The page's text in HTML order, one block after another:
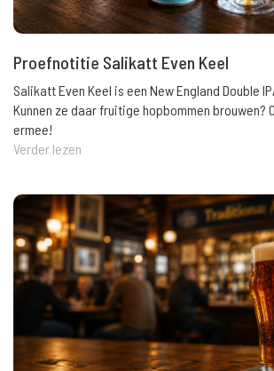
Proefnotitie Salikatt Even Keel
Salikatt Even Keel is een New England Double
Kunnen ze daar fruitige hopbommen brouwen?
ermee!
Verder lezen